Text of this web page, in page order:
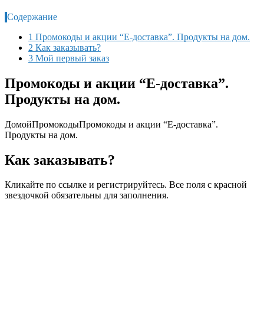
Содержание
1 Промокоды и акции “Е-доставка”. Продукты на дом.
2 Как заказывать?
3 Мой первый заказ
Промокоды и акции “Е-доставка”.
Продукты на дом.
ДомойПромокодыПромокоды и акции “Е-доставка”.
Продукты на дом.
Как заказывать?
Кликайте по ссылке и регистрируйтесь. Все поля с красной
звездочкой обязательны для заполнения.